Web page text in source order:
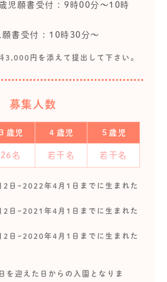
児願書受付 : 9時00分～10時
書受付 : 10時30分～
3,000円を添えて提出して下さい。
募集人数
３歳児 ４歳児 ５歳児
26名 若干名 若干名
2日~2022年4月1日までに生まれた
2日~2021年4月1日までに生まれた
2日~2020年4月1日までに生まれた
を迎えた日からの入園となりま